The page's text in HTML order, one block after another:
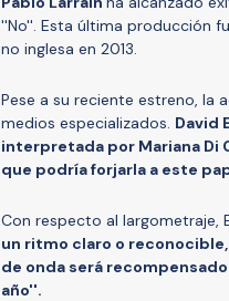
''No''. Esta última producción
no inglesa en 2013.
Pese a su reciente estreno,
medios especializados. David
interpretada por Mariana Di
que podría forjarla a este
Con respecto al largometraje,
un ritmo claro o
de onda será
año''.